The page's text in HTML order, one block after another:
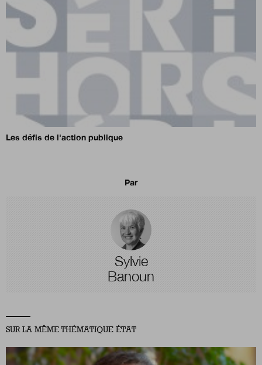
Les défis de l'action publique
Par
Sylvie
Banoun
SUR LA MÊME THÉMATIQUE ÉTAT